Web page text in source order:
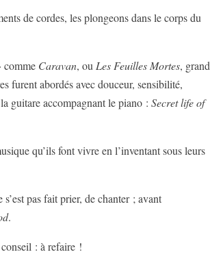
de cordes, les plongeons dans le corps du
comme Caravan, ou Les Feuilles Mortes, grand
furent abordés avec douceur, sensibilité,
guitare accompagnant le piano :Secret life of
qu’ils font vivre en l’inventant sous leurs
pas fait prier, de chanter ; avant
.
: à refaire !